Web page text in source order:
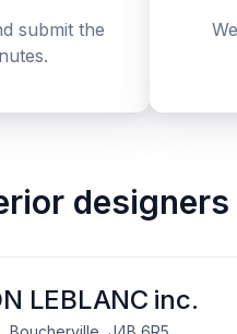
submit the
designers
LEBLANC inc.